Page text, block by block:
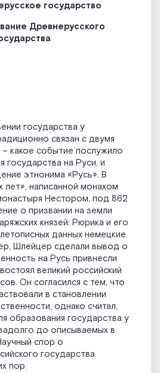
государство
Древнерусского
государства у
связан с двумя
какое событие послужило
государства на Руси, и
этнонима «Русь». В
лет», написанной монахом
Нестором, под 862
о призвании на земли
князей: Рюрика и его
данных немецкие
Шлейцер сделали вывод о
на Русь привнесли
великий российский
Он согласился с тем, что
в становлении
однако считал,
образования государства у
до описываемых в
спор о
государства
пор.